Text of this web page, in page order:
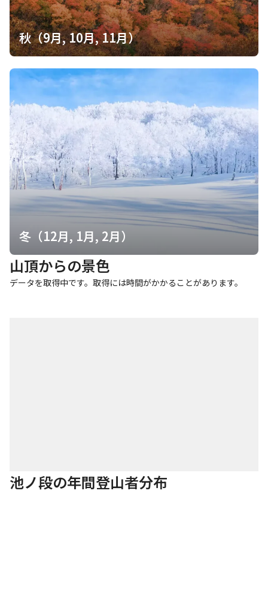
秋（9月, 10月, 11月）
冬（12月, 1月, 2月）
山頂からの景色
データを取得中です。取得には時間がかかることがあります。
池ノ段の年間登山者分布